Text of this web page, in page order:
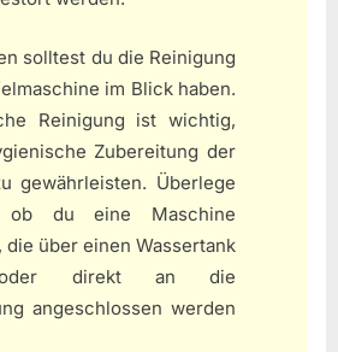
solltest du die Reinigung
im Blick haben.
Reinigung ist wichtig,
Zubereitung der
gewährleisten. Überlege
du eine Maschine
die über einen Wassertank
direkt an die
angeschlossen werden